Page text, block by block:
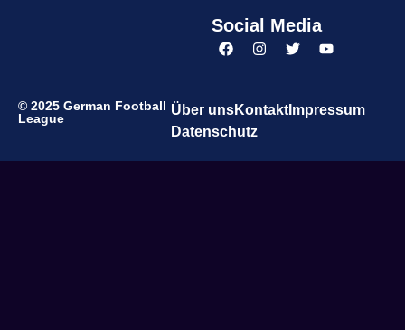
Social Media
© 2025 German Football
League
Über unsKontaktImpressum
Datenschutz